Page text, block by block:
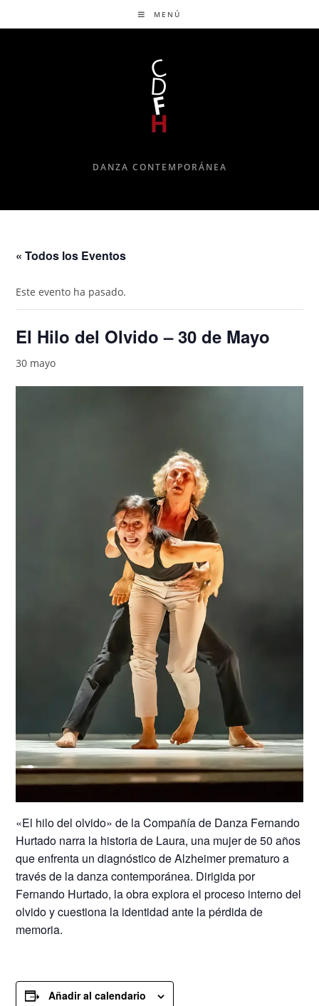
MENÚ
DANZA CONTEMPORÁNEA
« Todos los Eventos
Este evento ha pasado.
El Hilo del Olvido – 30 de Mayo
30 mayo
«El hilo del olvido» de la Compañía de Danza Fernando
Hurtado narra la historia de Laura, una mujer de 50 años
que enfrenta un diagnóstico de Alzheimer prematuro a
través de la danza contemporánea. Dirigida por
Fernando Hurtado, la obra explora el proceso interno del
olvido y cuestiona la identidad ante la pérdida de
memoria.
Añadir al calendario